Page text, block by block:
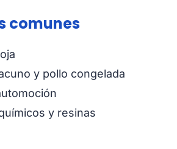
comunes
y pollo congelada
y resinas